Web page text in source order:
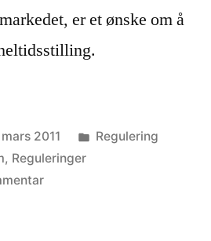
er et ønske om å
2011
Publisert
Regulering
, Reguleringer
til